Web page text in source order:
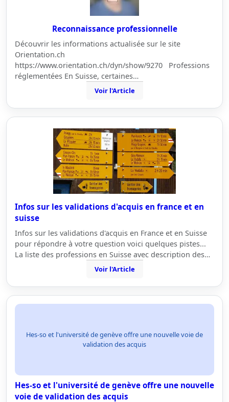
Reconnaissance professionnelle
Découvrir les informations actualisée sur le site
Orientation.ch
https://www.orientation.ch/dyn/show/9270 Professions
réglementées En Suisse, certaines…
Voir l'Article
Infos sur les validations d'acquis en france et en
suisse
Infos sur les validations d'acquis en France et en Suisse
pour répondre à votre question voici quelques pistes...
La liste des professions en Suisse avec description des…
Voir l'Article
Hes-so et l'université de genève offre une nouvelle voie de
validation des acquis
Hes-so et l'université de genève offre une nouvelle
voie de validation des acquis